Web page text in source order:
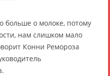
больше о молоке, потому
нам слишком мало
Конни Ремороза